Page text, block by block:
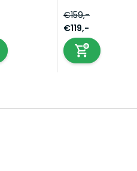
€159,-
€119,-